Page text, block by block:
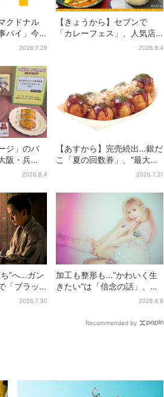
クドナル
パイ」今
ろ～り夏
2026.7.29
【きょうから】セブンで
「カレーフェス」、人気店
監修メニューなど全15品！
2026.8.4
ジ」のパ
阪・兵
きょうか
2026.8.4
【あすから】完売続出…銀だ
こ「夏の回数券」、“最大
2811円”お得に！数量限定で
2026.7.31
”へ…ガン
「ブラッ
」【豊臣
2026.7.30
加工も整形も…“かわいく生
きたい”は「信念の話」、大
森靖子が新作に込めた思い
2026.8.6
Recommended by